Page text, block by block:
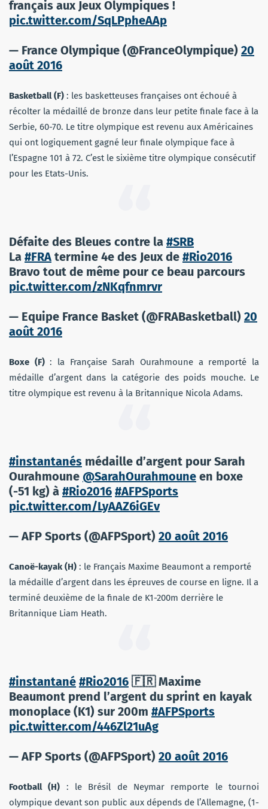
français aux Jeux Olympiques !
pic.twitter.com/SqLPpheAAp
— France Olympique (@FranceOlympique) 20
août 2016
Basketball (F) : les basketteuses françaises ont échoué à
récolter la médaillé de bronze dans leur petite finale face à la
Serbie, 60-70. Le titre olympique est revenu aux Américaines
qui ont logiquement gagné leur finale olympique face à
l’Espagne 101 à 72. C’est le sixième titre olympique consécutif
pour les Etats-Unis.
Défaite des Bleues contre la #SRB
La #FRA termine 4e des Jeux de #Rio2016
Bravo tout de même pour ce beau parcours
pic.twitter.com/zNKqfnmrvr
— Equipe France Basket (@FRABasketball) 20
août 2016
Boxe (F): la Française Sarah Ourahmoune a remporté la
médaille d’argent dans la catégorie des poids mouche. Le
titre olympique est revenu à la Britannique Nicola Adams.
#instantanés médaille d’argent pour Sarah
Ourahmoune @SarahOurahmoune en boxe
(-51 kg) à #Rio2016 #AFPSports
pic.twitter.com/LyAAZ6iGEv
— AFP Sports (@AFPSport) 20 août 2016
Canoë-kayak (H) : le Français Maxime Beaumont a remporté
la médaille d’argent dans les épreuves de course en ligne. Il a
terminé deuxième de la finale de K1-200m derrière le
Britannique Liam Heath.
#instantané #Rio2016 🇫🇷 Maxime
Beaumont prend l’argent du sprint en kayak
monoplace (K1) sur 200m #AFPSports
pic.twitter.com/446Zl21uAg
— AFP Sports (@AFPSport) 20 août 2016
Football (H) : le Brésil de Neymar remporte le tournoi
olympique devant son public aux dépends de l’Allemagne, (1-